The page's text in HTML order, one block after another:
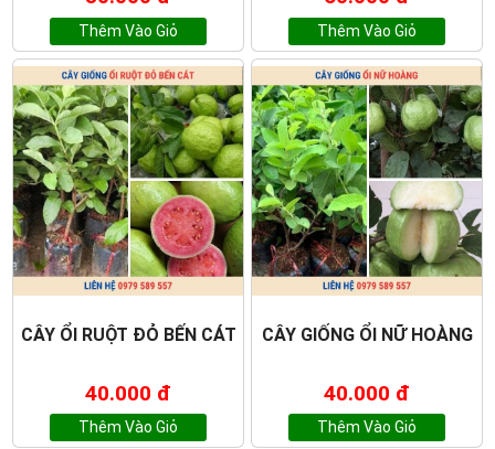
Thêm Vào Giỏ Thêm Vào Giỏ
CÂY ỔI RUỘT ĐỎ BẾN CÁT
40.000 đ
Thêm Vào Giỏ
CÂY GIỐNG ỔI NỮ HOÀNG
40.000 đ
Thêm Vào Giỏ